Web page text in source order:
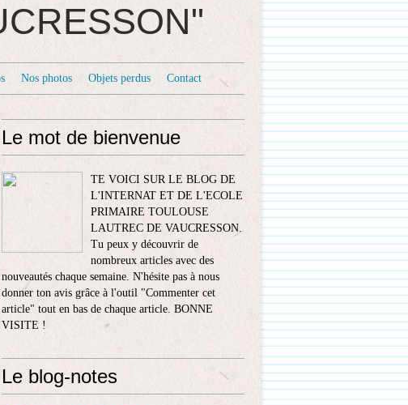
Nos photos Objets perdus Contact
Le mot de bienvenue
TE VOICI SUR LE BLOG DE
L'INTERNAT ET DE L'ECOLE
PRIMAIRE TOULOUSE
LAUTREC DE VAUCRESSON.
Tu peux y découvrir de
nombreux articles avec des
nouveautés chaque semaine. N'hésite pas à nous
donner ton avis grâce à l'outil "Commenter cet
article" tout en bas de chaque article. BONNE
VISITE !
Le blog-notes